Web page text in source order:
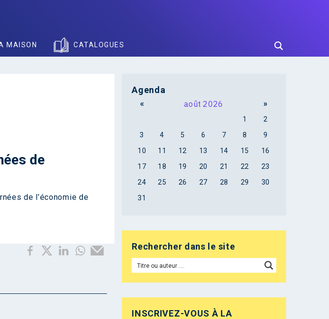
MAISON CATALOGUES
de
de l’économie de
Agenda
« août 2026 »
1
2
3
4 5 6 7 8
9
10
11 12 13 14 15
16
17
18 19 20 21 22
23
24
25 26 27 28 29
30
31
Rechercher dans le site
INSCRIVEZ-VOUS À LA